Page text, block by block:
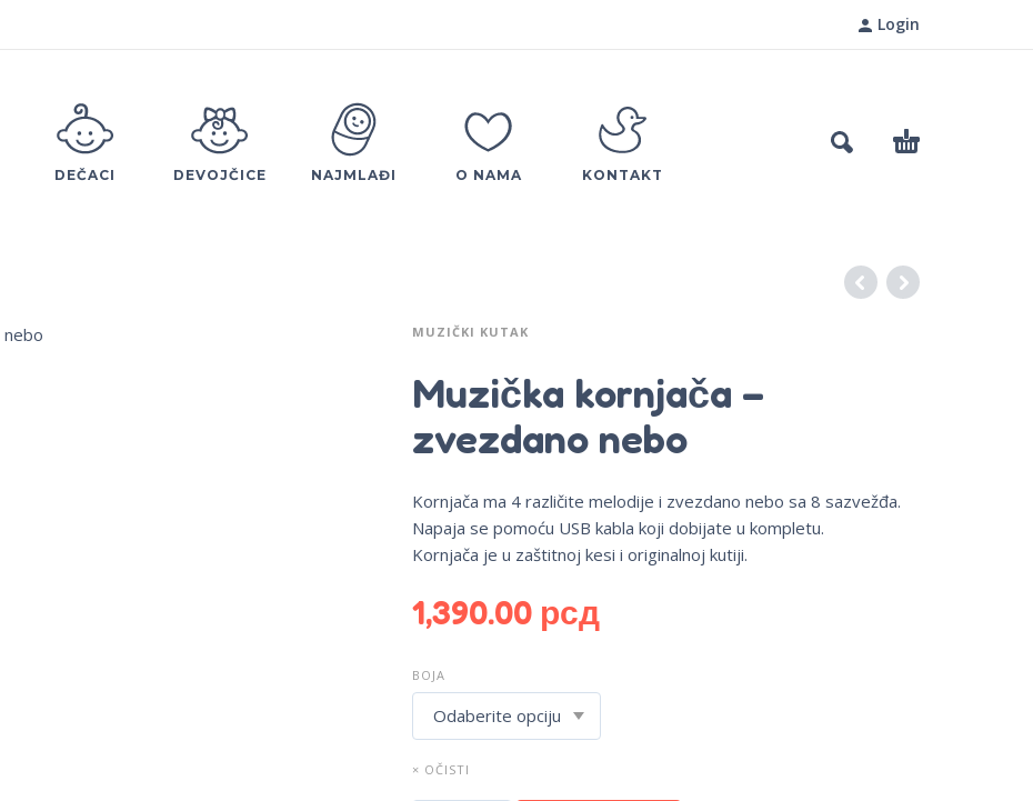
Login
DEČACI DEVOJČICE NAJMLAĐI O NAMA KONTAKT
MUZIČKI KUTAK
Muzička kornjača –
zvezdano nebo
Kornjača ma 4 različite melodije i zvezdano nebo sa 8 sazvežđa.
Napaja se pomoću USB kabla koji dobijate u kompletu.
Kornjača je u zaštitnoj kesi i originalnoj kutiji.
1,390.00 рсд
BOJA
× OČISTI